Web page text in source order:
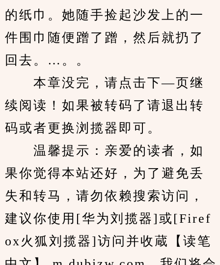
的纸巾。她随手捡起沙发上的一
件围巾随便蹭了蹭，然后就扔了
回去。…。。
本章没完，请点击下—页继
续阅读！如果被转码了请退出转
码或者更换浏揽器即可。
温馨提示：亲爱的读者，如
果你觉得本站还好，为了避免丢
失和转马，请勿依赖搜索访问，
建议你使用[华为刘揽器]或[Firef
ox火狐刘揽器]访问并收蔵【读笔